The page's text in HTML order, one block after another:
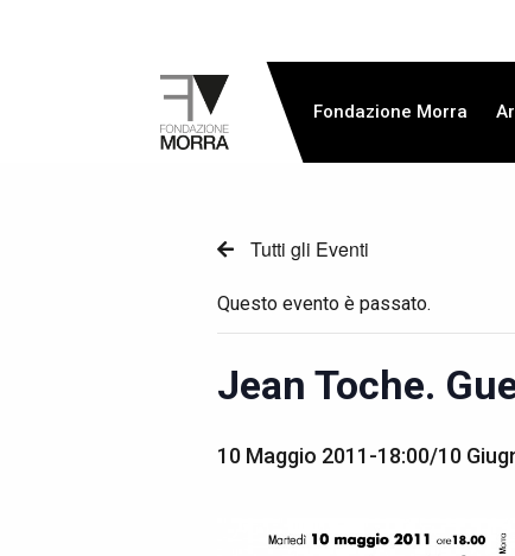
Fondazione Morra
Tutti gli Eventi
Questo evento è passato.
Jean Toche.
10 Maggio 2011-18:00/10